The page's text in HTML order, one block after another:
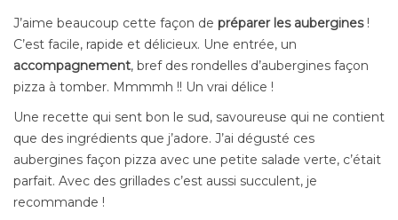
J’aime beaucoup cette façon de préparer les aubergines!
C’est facile, rapide et délicieux. Une entrée, un
accompagnement, bref des rondelles d’aubergines façon
pizza à tomber. Mmmmh !! Un vrai délice !
Une recette qui sent bon le sud, savoureuse qui ne contient
que des ingrédients que j’adore. J’ai dégusté ces
aubergines façon pizza avec une petite salade verte, c’était
parfait. Avec des grillades c’est aussi succulent, je
recommande !